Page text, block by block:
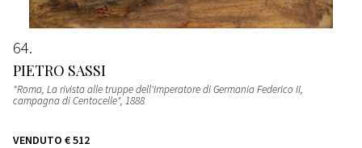
64
PIETRO SASSI
"Roma, La rivista alle truppe dell'Imperatore di Germania Federico II,
campagna di Centocelle", 1888
VENDUTO € 512